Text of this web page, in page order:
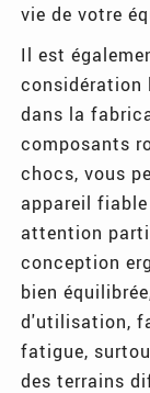
vie de votre
Il est
considération
dans la
composants
chocs, vous
appareil
attention
conception
bien
d'utilisation,
fatigue,
des terrains